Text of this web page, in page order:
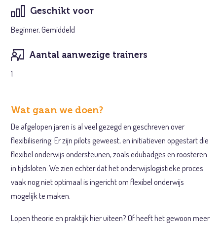
Geschikt voor
Beginner, Gemiddeld
Aantal aanwezige trainers
1
Wat gaan we doen?
De afgelopen jaren is al veel gezegd en geschreven over
flexibilisering. Er zijn pilots geweest, en initiatieven opgestart die
flexibel onderwijs ondersteunen, zoals edubadges en roosteren
in tijdsloten. We zien echter dat het onderwijslogistieke proces
vaak nog niet optimaal is ingericht om flexibel onderwijs
mogelijk te maken.
Lopen theorie en praktijk hier uiteen? Of heeft het gewoon meer